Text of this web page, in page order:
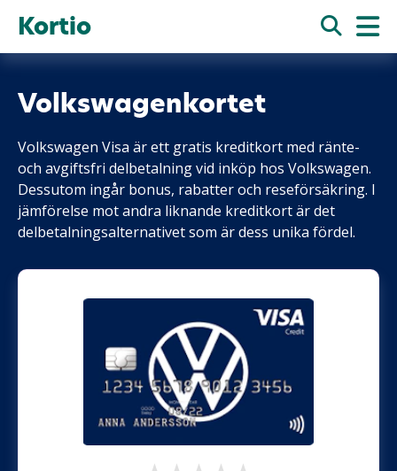
Kortio
Volkswagenkortet
Volkswagen Visa är ett gratis kreditkort med ränte-
och avgiftsfri delbetalning vid inköp hos Volkswagen.
Dessutom ingår bonus, rabatter och reseförsäkring. I
jämförelse mot andra liknande kreditkort är det
delbetalningsalternativet som är dess unika fördel.